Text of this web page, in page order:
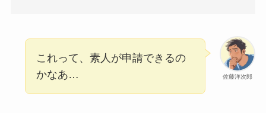
佐藤洋次郎
これって、素人が申請できるの
かなあ…